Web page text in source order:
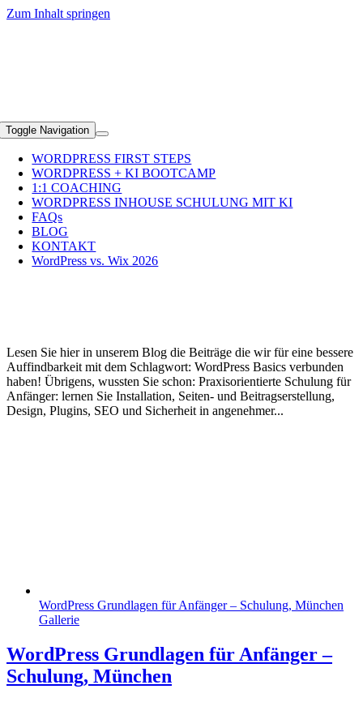
Zum Inhalt springen
+49 (0)89 2351 5690
Toggle Navigation
WORDPRESS FIRST STEPS
WORDPRESS + KI BOOTCAMP
1:1 COACHING
WORDPRESS INHOUSE SCHULUNG MIT KI
FAQs
BLOG
KONTAKT
WordPress vs. Wix 2026
Lesen Sie hier in unserem Blog die Beiträge die wir für eine bessere
Auffindbarkeit mit dem Schlagwort: WordPress Basics verbunden
haben! Übrigens, wussten Sie schon: Praxisorientierte Schulung für
Anfänger: lernen Sie Installation, Seiten‑ und Beitragserstellung,
Design, Plugins, SEO und Sicherheit in angenehmer...
WordPress Grundlagen für Anfänger – Schulung, München
Gallerie
WordPress Grundlagen für Anfänger –
Schulung, München